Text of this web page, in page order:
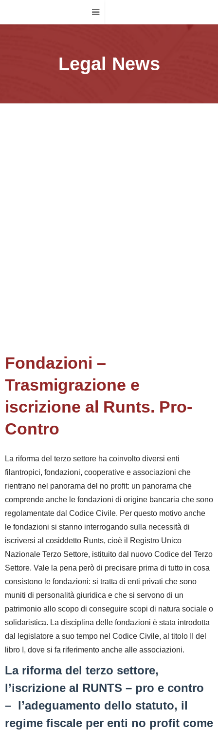
Legal News
Fondazioni –
Trasmigrazione e
iscrizione al Runts. Pro-
Contro
La riforma del terzo settore ha coinvolto diversi enti
filantropici, fondazioni, cooperative e associazioni che
rientrano nel panorama del no profit: un panorama che
comprende anche le fondazioni di origine bancaria che sono
regolamentate dal Codice Civile. Per questo motivo anche
le fondazioni si stanno interrogando sulla necessità di
iscriversi al cosiddetto Runts, cioè il Registro Unico
Nazionale Terzo Settore, istituito dal nuovo Codice del Terzo
Settore. Vale la pena però di precisare prima di tutto in cosa
consistono le fondazioni: si tratta di enti privati che sono
muniti di personalità giuridica e che si servono di un
patrimonio allo scopo di conseguire scopi di natura sociale o
solidaristica. La disciplina delle fondazioni è stata introdotta
dal legislatore a suo tempo nel Codice Civile, al titolo II del
libro I, dove si fa riferimento anche alle associazioni.
La riforma del terzo settore,
l’iscrizione al RUNTS – pro e contro
– l’adeguamento dello statuto, il
regime fiscale per enti no profit come